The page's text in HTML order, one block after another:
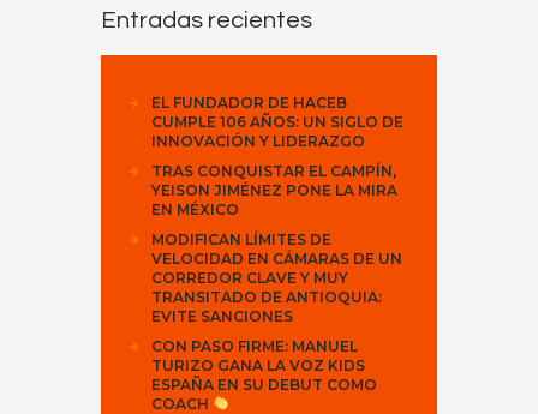
Entradas recientes
EL FUNDADOR DE HACEB
CUMPLE 106 AÑOS: UN SIGLO DE
INNOVACIÓN Y LIDERAZGO
TRAS CONQUISTAR EL CAMPÍN,
YEISON JIMÉNEZ PONE LA MIRA
EN MÉXICO
MODIFICAN LÍMITES DE
VELOCIDAD EN CÁMARAS DE UN
CORREDOR CLAVE Y MUY
TRANSITADO DE ANTIOQUIA:
EVITE SANCIONES
CON PASO FIRME: MANUEL
TURIZO GANA LA VOZ KIDS
ESPAÑA EN SU DEBUT COMO
COACH